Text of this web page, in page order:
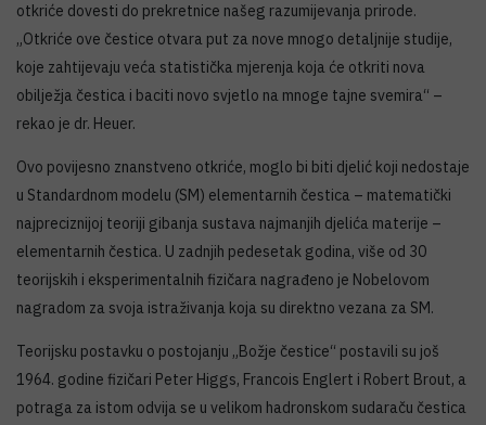
otkriće dovesti do prekretnice našeg razumijevanja prirode.
„Otkriće ove čestice otvara put za nove mnogo detaljnije studije,
koje zahtijevaju veća statistička mjerenja koja će otkriti nova
obilježja čestica i baciti novo svjetlo na mnoge tajne svemira“ –
rekao je dr. Heuer.
Ovo povijesno znanstveno otkriće, moglo bi biti djelić koji nedostaje
u Standardnom modelu (SM) elementarnih čestica – matematički
najpreciznijoj teoriji gibanja sustava najmanjih djelića materije –
elementarnih čestica. U zadnjih pedesetak godina, više od 30
teorijskih i eksperimentalnih fizičara nagrađeno je Nobelovom
nagradom za svoja istraživanja koja su direktno vezana za SM.
Teorijsku postavku o postojanju „Božje čestice“ postavili su još
1964. godine fizičari Peter Higgs, Francois Englert i Robert Brout, a
potraga za istom odvija se u velikom hadronskom sudaraču čestica